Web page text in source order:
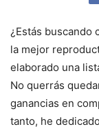
¿Estás buscando
la mejor
elaborado una
No querrás
ganancias en
tanto, he